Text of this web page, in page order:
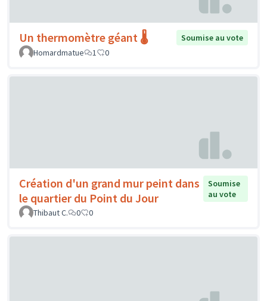
Un thermomètre géant 🌡️
Soumise au vote
Homardmatue
1 0
Création d'un grand mur peint dans
le quartier du Point du Jour
Soumise
au vote
Thibaut C.
0 0